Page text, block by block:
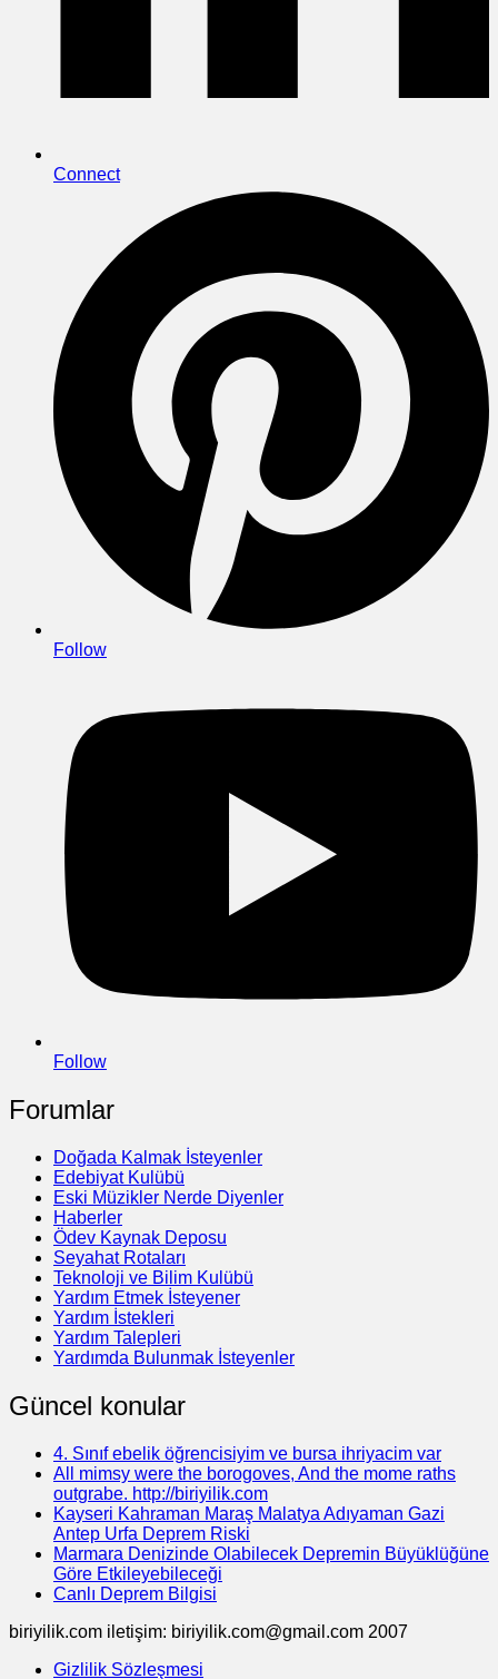
Connect
Follow
Follow
Forumlar
Doğada Kalmak İsteyenler
Edebiyat Kulübü
Eski Müzikler Nerde Diyenler
Haberler
Ödev Kaynak Deposu
Seyahat Rotaları
Teknoloji ve Bilim Kulübü
Yardım Etmek İsteyener
Yardım İstekleri
Yardım Talepleri
Yardımda Bulunmak İsteyenler
Güncel konular
4. Sınıf ebelik öğrencisiyim ve bursa ihriyacim var
All mimsy were the borogoves, And the mome raths
outgrabe. http://biriyilik.com
Kayseri Kahraman Maraş Malatya Adıyaman Gazi
Antep Urfa Deprem Riski
Marmara Denizinde Olabilecek Depremin Büyüklüğüne
Göre Etkileyebileceği
Canlı Deprem Bilgisi
biriyilik.com iletişim: biriyilik.com@gmail.com 2007
Gizlilik Sözleşmesi